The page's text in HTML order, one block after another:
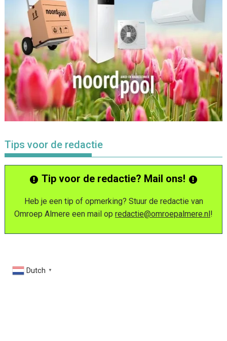
Tips voor de redactie
Tip voor de redactie? Mail ons!
Heb je een tip of opmerking? Stuur de redactie van
Omroep Almere een mail op redactie@omroepalmere.nl!
Dutch ▼